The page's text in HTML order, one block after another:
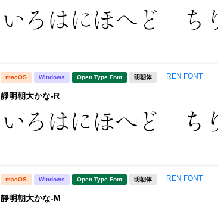
macOS Windows Open Type Font 明朝体 REN FONT
靜明朝大かな-R
macOS Windows Open Type Font 明朝体 REN FONT
靜明朝大かな-M